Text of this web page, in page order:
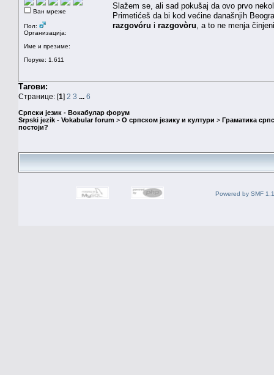
Ван мреже
Пол:
Организација:
Име и презиме:
Поруке: 1.611
Slažem se, ali sad pokušaj da ovo prvo
Primetićeš da bi kod većine današnjih
razgovóru i razgovòru , a to ne menja
Тагови:
Странице: [1] 2 3 ... 6
Српски језик - Вокабулар форум
Srpski jezik - Vokabular forum > О српском језику и култури > Граматика
постоји?
Powered by SMF